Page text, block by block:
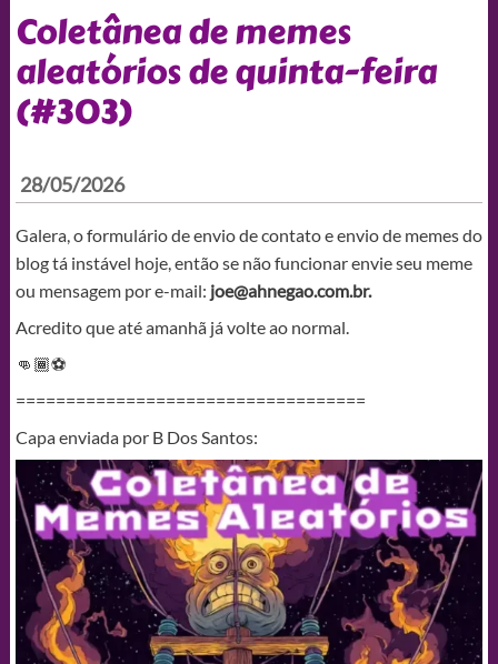
Coletânea de memes
aleatórios de quinta-feira
(#303)
28/05/2026
Galera, o formulário de envio de contato e envio de memes do
blog tá instável hoje, então se não funcionar envie seu meme
ou mensagem por e-mail: joe@ahnegao.com.br.
Acredito que até amanhã já volte ao normal.
👊🏾⚽
===================================
Capa enviada por B Dos Santos: